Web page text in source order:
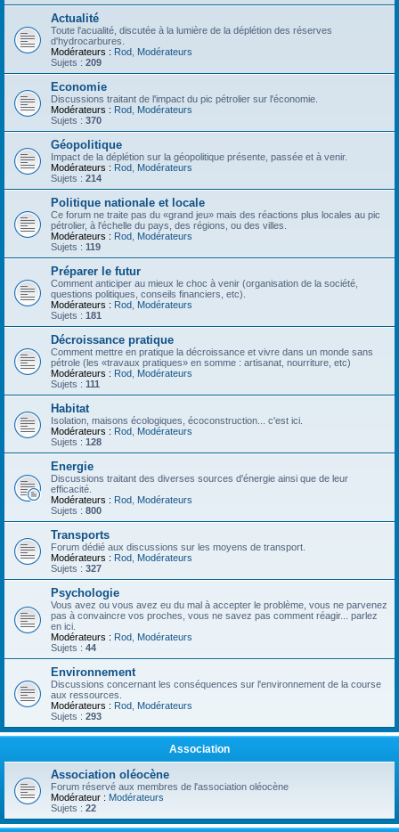
Actualité
Toute l'acualité, discutée à la lumière de la déplétion des réserves
d'hydrocarbures.
Modérateurs : Rod Modérateurs
Sujets : 209
Economie
Discussions traitant de l'impact du pic pétrolier sur l'économie.
Modérateurs : Rod Modérateurs
Sujets : 370
Géopolitique
Impact de la déplétion sur la géopolitique présente, passée et à venir.
Modérateurs : Rod Modérateurs
Sujets : 214
Politique nationale et locale
Ce forum ne traite pas du «grand jeu» mais des réactions plus locales au pic
pétrolier, à l'échelle du pays, des régions, ou des villes.
Modérateurs : Rod Modérateurs
Sujets : 119
Préparer le futur
Comment anticiper au mieux le choc à venir (organisation de la société,
questions politiques, conseils financiers, etc).
Modérateurs : Rod Modérateurs
Sujets : 181
Décroissance pratique
Comment mettre en pratique la décroissance et vivre dans un monde sans
pétrole (les «travaux pratiques» en somme : artisanat, nourriture, etc)
Modérateurs : Rod Modérateurs
Sujets : 111
Habitat
Isolation, maisons écologiques, écoconstruction... c'est ici.
Modérateurs : Rod Modérateurs
Sujets : 128
Energie
Discussions traitant des diverses sources d'énergie ainsi que de leur
efficacité.
Modérateurs : Rod Modérateurs
Sujets : 800
Transports
Forum dédié aux discussions sur les moyens de transport.
Modérateurs : Rod Modérateurs
Sujets : 327
Psychologie
Vous avez ou vous avez eu du mal à accepter le problème, vous ne parvenez
pas à convaincre vos proches, vous ne savez pas comment réagir... parlez
en ici.
Modérateurs : Rod Modérateurs
Sujets : 44
Environnement
Discussions concernant les conséquences sur l'environnement de la course
aux ressources.
Modérateurs : Rod Modérateurs
Sujets : 293
Association
Association oléocène
Forum réservé aux membres de l'association oléocène
Modérateur : Modérateurs
Sujets : 22